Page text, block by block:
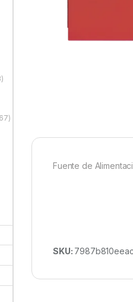
Fuente de
SKU: 7987b810eeac